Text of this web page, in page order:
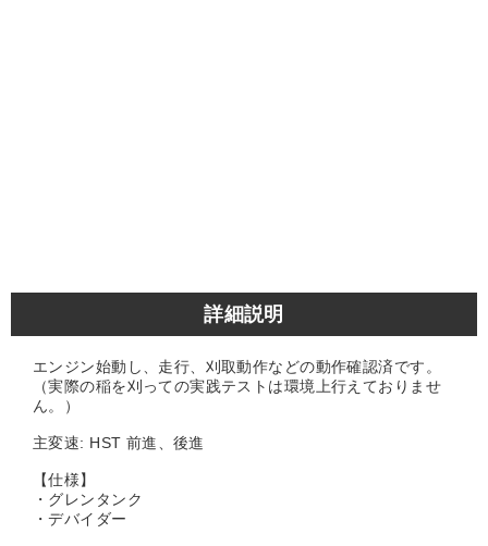
詳細説明
エンジン始動し、走行、刈取動作などの動作確認済です。
（実際の稲を刈っての実践テストは環境上行えておりませ
ん。）
主変速: HST 前進、後進
【仕様】
・グレンタンク
・デバイダー